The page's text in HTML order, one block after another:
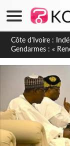
Sierra Leone : Un
gestation, points